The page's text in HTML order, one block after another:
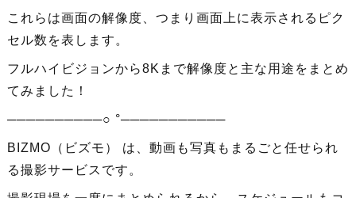
これらは画面の解像度、つまり画面上に表示されるピク
セル数を表します。
フルハイビジョンから8Kまで解像度と主な用途をまとめ
てみました！
──────────○ °───────────
BIZMO（ビズモ） は、動画も写真もまるごと任せられ
る撮影サービスです。